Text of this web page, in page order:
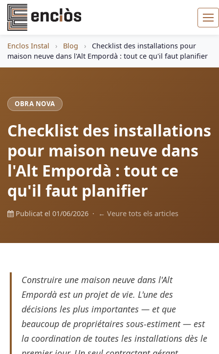
Enclos Instal › Blog ›
Checklist des installations pour
maison neuve dans l'Alt Empordà : tout ce qu'il faut planifier
OBRA NOVA
Checklist des installations
pour maison neuve dans
l'Alt Empordà : tout ce
qu'il faut planifier
Publicat el 01/06/2026 · ← Veure tots els articles
Construire une maison neuve dans l'Alt
Empordà est un projet de vie. L'une des
décisions les plus importantes — et que
beaucoup de propriétaires sous-estiment — est
la coordination de toutes les installations dès le